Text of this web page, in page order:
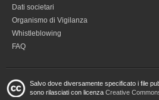
Dati societari
Organismo di Vigilanza
Whistleblowing
FAQ
Salvo dove diversamente specificato i file
sono rilasciati con licenza Creative